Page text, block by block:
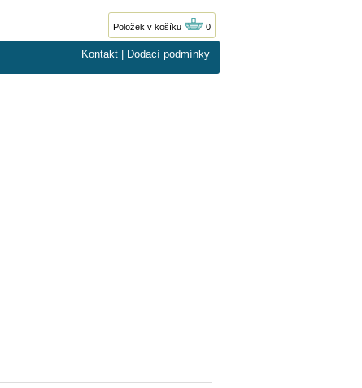
Položek v košíku 0
Kontakt Dodací podmínky